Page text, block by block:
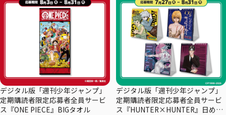
デジタル版「週刊少年ジャンプ」
定期購読者限定応募者全員サービ
ス『ONE PIECE』BIGタオル
デジタル版「週刊少年ジャンプ」
定期購読者限定応募者全員サービ
ス『HUNTER×HUNTER』日めく